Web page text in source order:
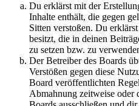
Du erklärst mit der
Inhalte enthält, die gegen
Sitten verstoßen. Du
besitzt, die in deinen
zu setzen bzw. zu
Der Betreiber des Boards
Verstößen gegen diese
Board veröffentlichten
Abmahnung zeitweise oder